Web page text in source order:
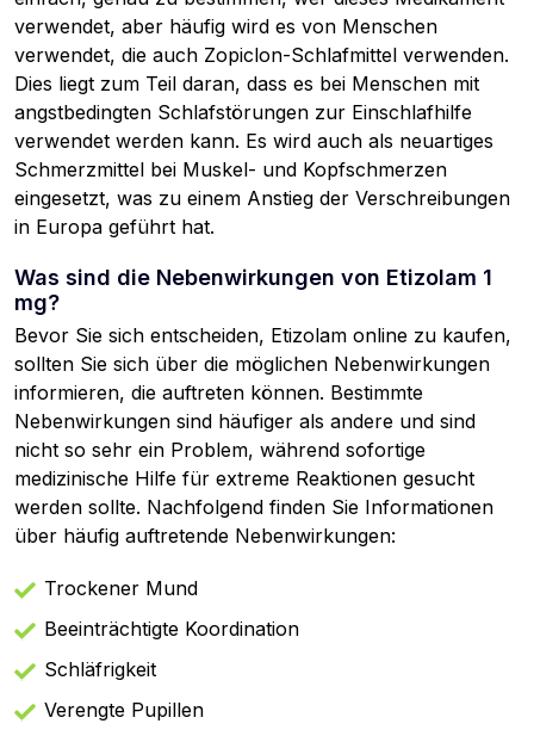
verwendet, aber häufig wird es von Menschen
verwendet, die auch Zopiclon-Schlafmittel verwenden.
Dies liegt zum Teil daran, dass es bei Menschen mit
angstbedingten Schlafstörungen zur Einschlafhilfe
verwendet werden kann. Es wird auch als neuartiges
Schmerzmittel bei Muskel- und Kopfschmerzen
eingesetzt, was zu einem Anstieg der Verschreibungen
in Europa geführt hat.
Was sind die Nebenwirkungen von Etizolam 1
mg?
Bevor Sie sich entscheiden, Etizolam online zu kaufen,
sollten Sie sich über die möglichen Nebenwirkungen
informieren, die auftreten können. Bestimmte
Nebenwirkungen sind häufiger als andere und sind
nicht so sehr ein Problem, während sofortige
medizinische Hilfe für extreme Reaktionen gesucht
werden sollte. Nachfolgend finden Sie Informationen
über häufig auftretende Nebenwirkungen:
Trockener Mund
Beeinträchtigte Koordination
Schläfrigkeit
Verengte Pupillen